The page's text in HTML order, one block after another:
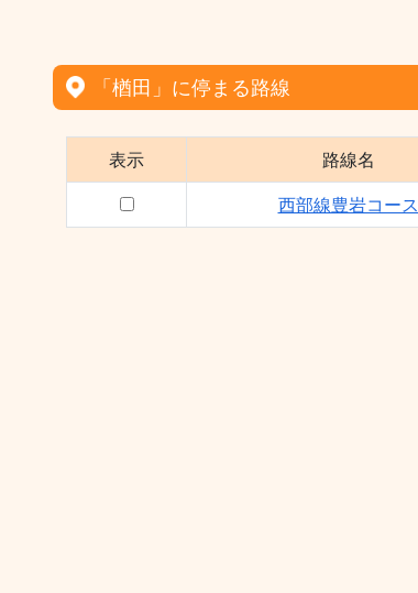
「楢田」に停まる路線
表示 路線名
西部線豊岩コース